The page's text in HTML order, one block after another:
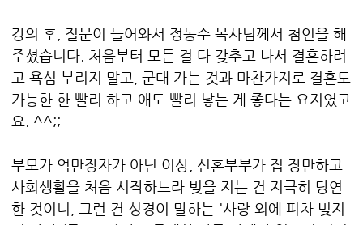
강의 후, 질문이 들어와서 정동수 목사님께서 첨언을 해
주셨습니다. 처음부터 모든 걸 다 갖추고 나서 결혼하려
고 욕심 부리지 말고, 군대 가는 것과 마찬가지로 결혼도
가능한 한 빨리 하고 애도 빨리 낳는 게 좋다는 요지였고
요. ^^;;
부모가 억만장자가 아닌 이상, 신혼부부가 집 장만하고
사회생활을 처음 시작하느라 빚을 지는 건 지극히 당연
한 것이니, 그런 건 성경이 말하는 '사랑 외에 피차 빚지